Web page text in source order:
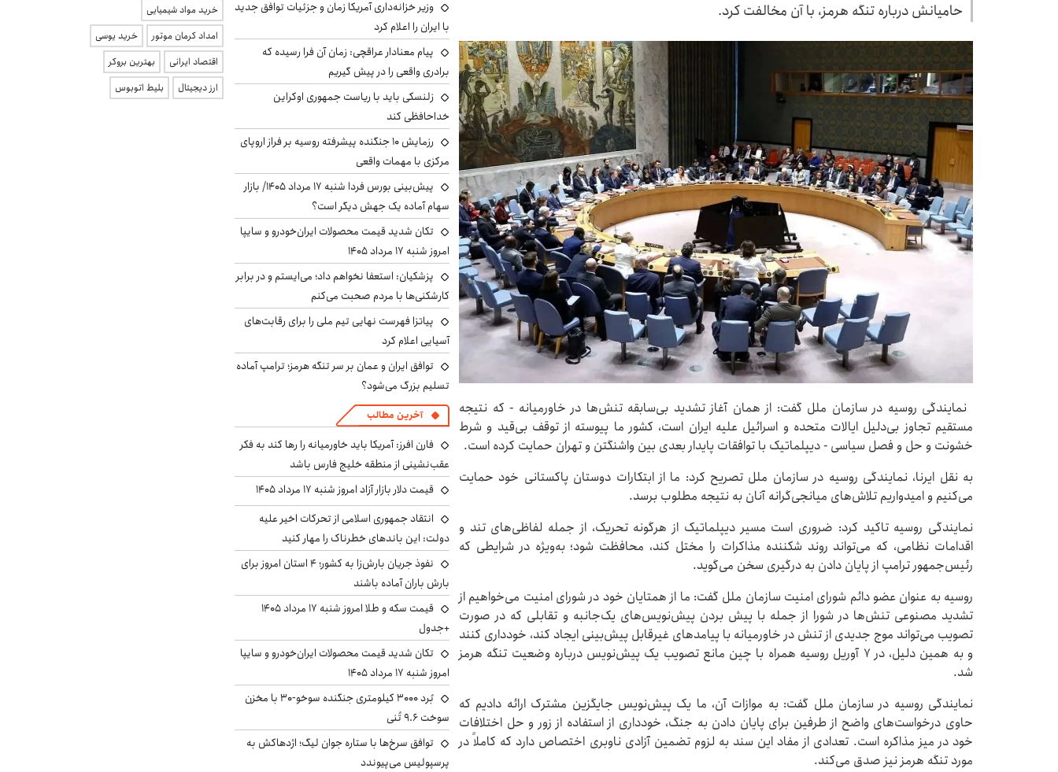
حامیانش درباره تنگه هرمز، با آن مخالفت کرد.
نمایندگی روسیه در سازمان ملل گفت: از همان آغاز تشدید بی‌سابقه تنش‌ها در خاورمیانه - که نتیجه
مستقیم تجاوز بی‌دلیل ایالات متحده و اسرائیل علیه ایران است، کشور ما پیوسته از توقف بی‌قید و شرط
خشونت و حل و فصل سیاسی - دیپلماتیک با توافقات پایدار بعدی بین واشنگتن و تهران حمایت کرده است.
به نقل ایرنا، نمایندگی روسیه در سازمان ملل تصریح کرد: ما از ابتکارات دوستان پاکستانی خود حمایت
می‌کنیم و امیدواریم تلاش‌های میانجی‌گرانه آنان به نتیجه مطلوب برسد.
نمایندگی روسیه تاکید کرد: ضروری است مسیر دیپلماتیک از هرگونه تحریک، از جمله لفاظی‌های تند و
اقدامات نظامی، که می‌تواند روند شکننده مذاکرات را مختل کند، محافظت شود؛ به‌ویژه در شرایطی که
رئیس‌جمهور ترامپ از پایان دادن به درگیری سخن می‌گوید.
روسیه به عنوان عضو دائم شورای امنیت سازمان ملل گفت: ما از همتایان خود در شورای امنیت می‌خواهیم از
تشدید مصنوعی تنش‌ها در شورا از جمله با پیش بردن پیش‌نویس‌های یک‌جانبه و تقابلی که در صورت
تصویب می‌تواند موج جدیدی از تنش در خاورمیانه با پیامدهای غیرقابل پیش‌بینی ایجاد کند، خودداری کنند
و به همین دلیل، در ۷ آوریل روسیه همراه با چین مانع تصویب یک پیش‌نویس درباره وضعیت تنگه هرمز
شد.
نمایندگی روسیه در سازمان ملل گفت: به موازات آن، ما یک پیش‌نویس جایگزین مشترک ارائه دادیم که
حاوی درخواست‌های واضح از طرفین برای پایان دادن به جنگ، خودداری از استفاده از زور و حل اختلافات
خود در میز مذاکره است. تعدادی از مفاد این سند به لزوم تضمین آزادی ناوبری اختصاص دارد که کاملاً در
مورد تنگه هرمز نیز صدق می‌کند.
وزیر خزانه‌داری آمریکا زمان و جزئیات توافق جدید
با ایران را اعلام کرد
پیام معنادار عراقچی: زمان آن فرا رسیده که
برادری واقعی را در پیش گیریم
زلنسکی باید با ریاست جمهوری اوکراین
خداحافظی کند
رزمایش ۱۰ جنگنده پیشرفته روسیه بر فراز اروپای
مرکزی با مهمات واقعی
پیش‌بینی بورس فردا شنبه ۱۷ مرداد ۱۴۰۵/ بازار
سهام آماده یک جهش دیگر است؟
تکان شدید قیمت محصولات ایران‌خودرو و سایپا
امروز شنبه ۱۷ مرداد ۱۴۰۵
پزشکیان: استعفا نخواهم داد؛ می‌ایستم و در برابر
کارشکنی‌ها با مردم صحبت می‌کنم
پیاتزا فهرست نهایی تیم ملی را برای رقابت‌های
آسیایی اعلام کرد
توافق ایران و عمان بر سر تنگه هرمز؛ ترامپ آماده
تسلیم بزرگ می‌شود؟
آخرین مطالب
فارن افرز: آمریکا باید خاورمیانه را رها کند به فکر
عقب‌نشینی از منطقه خلیج فارس باشد
قیمت دلار بازار آزاد امروز شنبه ۱۷ مرداد ۱۴۰۵
انتقاد جمهوری اسلامی از تحرکات اخیر علیه
دولت: این باندهای خطرناک را مهار کنید
نفوذ جریان بارش‌زا به کشور؛ ۴ استان امروز برای
بارش باران آماده باشند
قیمت سکه و طلا امروز شنبه ۱۷ مرداد ۱۴۰۵
+جدول
تکان شدید قیمت محصولات ایران‌خودرو و سایپا
امروز شنبه ۱۷ مرداد ۱۴۰۵
بُرد ۳۰۰۰ کیلومتری جنگنده سوخو-۳۰ با مخزن
سوخت ۹.۶ تُنی
توافق سرخ‌ها با ستاره جوان لیگ؛ اژدهاکش به
پرسپولیس می‌پیوندد
خرید مواد شیمیایی
امداد کرمان موتور
خرید یوسی
اقتصاد ایرانی
بهترین بروکر
ارز دیجیتال
بلیط اتوبوس